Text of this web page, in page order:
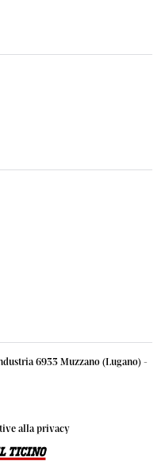
6933 Muzzano (Lugano) -
alla privacy